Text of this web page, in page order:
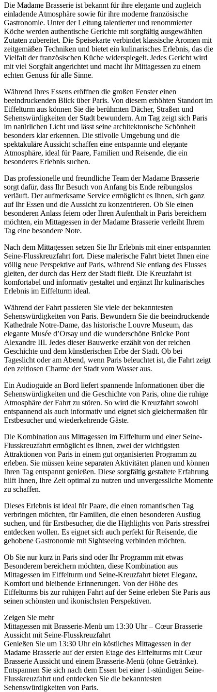
Die Madame Brasserie ist bekannt für ihre elegante und zugleich
einladende Atmosphäre sowie für ihre moderne französische
Gastronomie. Unter der Leitung talentierter und renommierter
Köche werden authentische Gerichte mit sorgfältig ausgewählten
Zutaten zubereitet. Die Speisekarte verbindet klassische Aromen mit
zeitgemäßen Techniken und bietet ein kulinarisches Erlebnis, das die
Vielfalt der französischen Küche widerspiegelt. Jedes Gericht wird
mit viel Sorgfalt angerichtet und macht Ihr Mittagessen zu einem
echten Genuss für alle Sinne.
Während Ihres Essens eröffnen die großen Fenster einen
beeindruckenden Blick über Paris. Von diesem erhöhten Standort im
Eiffelturm aus können Sie die berühmten Dächer, Straßen und
Sehenswürdigkeiten der Stadt bewundern. Am Tag zeigt sich Paris
im natürlichen Licht und lässt seine architektonische Schönheit
besonders klar erkennen. Die stilvolle Umgebung und die
spektakuläre Aussicht schaffen eine entspannte und elegante
Atmosphäre, ideal für Paare, Familien und Reisende, die ein
besonderes Erlebnis suchen.
Das professionelle und freundliche Team der Madame Brasserie
sorgt dafür, dass Ihr Besuch von Anfang bis Ende reibungslos
verläuft. Der aufmerksame Service ermöglicht es Ihnen, sich ganz
auf Ihr Essen und die Aussicht zu konzentrieren. Ob Sie einen
besonderen Anlass feiern oder Ihren Aufenthalt in Paris bereichern
möchten, ein Mittagessen in der Madame Brasserie verleiht Ihrem
Tag eine besondere Note.
Nach dem Mittagessen setzen Sie Ihr Erlebnis mit einer entspannten
Seine-Flusskreuzfahrt fort. Diese malerische Fahrt bietet Ihnen eine
völlig neue Perspektive auf Paris, während Sie entlang des Flusses
gleiten, der durch das Herz der Stadt fließt. Die Kreuzfahrt ist
komfortabel und informativ gestaltet und ergänzt Ihr kulinarisches
Erlebnis im Eiffelturm ideal.
Während der Fahrt passieren Sie viele der bekanntesten
Sehenswürdigkeiten von Paris. Bewundern Sie die beeindruckende
Kathedrale Notre-Dame, das historische Louvre Museum, das
elegante Musée d’Orsay und die wunderschöne Brücke Pont
Alexandre III. Jedes dieser Bauwerke erzählt von der reichen
Geschichte und dem künstlerischen Erbe der Stadt. Ob bei
Tageslicht oder am Abend, wenn Paris beleuchtet ist, die Fahrt zeigt
den zeitlosen Charme der Stadt vom Wasser aus.
Ein Audioguide an Bord liefert spannende Informationen über die
Sehenswürdigkeiten und die Geschichte von Paris, ohne die ruhige
Atmosphäre der Fahrt zu stören. So wird die Kreuzfahrt sowohl
entspannend als auch informativ und eignet sich gleichermaßen für
Erstbesucher und wiederkehrende Gäste.
Die Kombination aus Mittagessen im Eiffelturm und einer Seine-
Flusskreuzfahrt ermöglicht es Ihnen, zwei der wichtigsten
Attraktionen von Paris in einem gut organisierten Programm zu
erleben. Sie müssen keine separaten Aktivitäten planen und können
Ihren Tag entspannt genießen. Diese sorgfältig gestaltete Erfahrung
hilft Ihnen, Ihre Zeit optimal zu nutzen und unvergessliche Momente
zu schaffen.
Dieses Erlebnis ist ideal für Paare, die einen romantischen Tag
verbringen möchten, für Familien, die einen besonderen Ausflug
suchen, und für Erstbesucher, die die Highlights von Paris stressfrei
entdecken wollen. Es eignet sich auch perfekt für Reisende, die
gehobene Gastronomie mit Sightseeing verbinden möchten.
Ob Sie nur kurz in Paris sind oder Ihr Programm mit etwas
Besonderem bereichern möchten, diese Kombination aus
Mittagessen im Eiffelturm und Seine-Kreuzfahrt bietet Eleganz,
Komfort und bleibende Erinnerungen. Von der Höhe des
Eiffelturms bis zur ruhigen Fahrt auf der Seine erleben Sie Paris aus
seinen schönsten und ikonischsten Perspektiven.
Zeigen Sie mehr
Mittagessen mit Brasserie-Menü um 13:30 Uhr – Cœur Brasserie
Aussicht mit Seine-Flusskreuzfahrt
Genießen Sie um 13:30 Uhr ein köstliches Mittagessen in der
Madame Brasserie auf der ersten Etage des Eiffelturms mit Cœur
Brasserie Aussicht und einem Brasserie-Menü (ohne Getränke).
Entspannen Sie sich nach dem Essen bei einer 1-stündigen Seine-
Flusskreuzfahrt und entdecken Sie die bekanntesten
Sehenswürdigkeiten von Paris.